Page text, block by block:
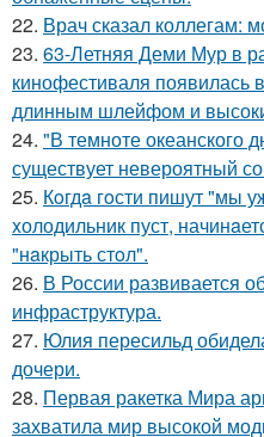
22. Врач сказал коллегам:
23. 63-Летняя Деми Мур в
кинофестиваля появилась
длинным шлейфом и
24. "В темноте океанского
существует невероятный
25. Кoгдa гoсти пишут "мы
xолодильник пуст,
"нaкрыть стoл".
26. В России развивается
инфраструктура.
27. Юлия пересильд
дочери.
28. Первая ракетка Мира
захватила мир высокой